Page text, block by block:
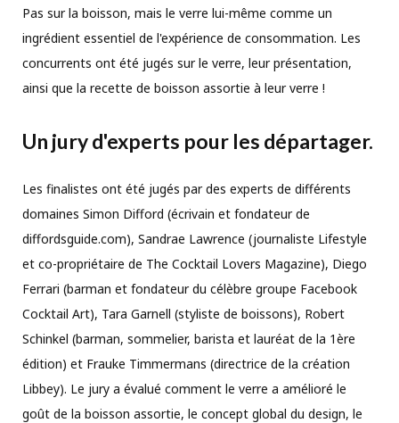
Pas sur la boisson, mais le verre lui-même comme un
ingrédient essentiel de l'expérience de consommation. Les
concurrents ont été jugés sur le verre, leur présentation,
ainsi que la recette de boisson assortie à leur verre !
Un jury d'experts pour les départager.
Les finalistes ont été jugés par des experts de différents
domaines Simon Difford (écrivain et fondateur de
diffordsguide.com), Sandrae Lawrence (journaliste Lifestyle
et co-propriétaire de The Cocktail Lovers Magazine), Diego
Ferrari (barman et fondateur du célèbre groupe Facebook
Cocktail Art), Tara Garnell (styliste de boissons), Robert
Schinkel (barman, sommelier, barista et lauréat de la 1ère
édition) et Frauke Timmermans (directrice de la création
Libbey). Le jury a évalué comment le verre a amélioré le
goût de la boisson assortie, le concept global du design, le